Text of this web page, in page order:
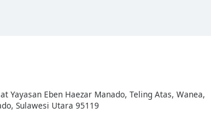
Yayasan Eben Haezar Manado, Teling Atas, Wanea,
Sulawesi Utara 95119